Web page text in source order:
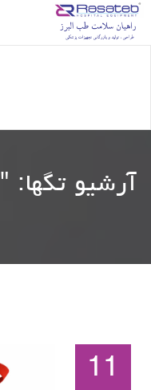
آرشیو تگها: "
11